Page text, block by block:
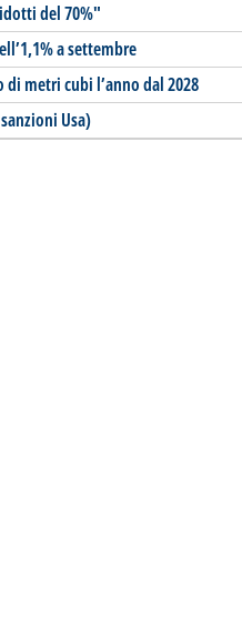
del 70%"
a settembre
di metri cubi l’anno dal 2028
Usa)